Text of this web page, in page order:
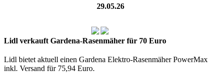
29.05.26
Lidl verkauft Gardena-Rasenmäher für 70 Euro
Lidl bietet aktuell einen Gardena Elektro-Rasenmäher PowerMax
inkl. Versand für 75,94 Euro.